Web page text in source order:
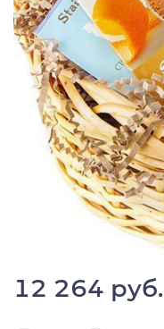
12 264 руб.